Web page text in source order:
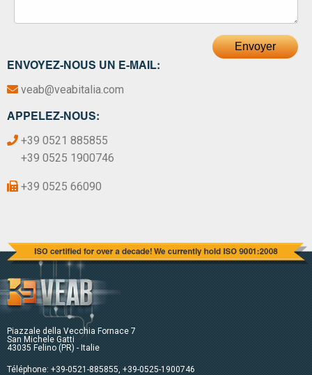
ENVOYEZ-NOUS UN E-MAIL:
veab@veabitalia.com
APPELEZ-NOUS:
+39 0521 885855
+39 0525 1900746
+39 0525 66090
Envoyer
Piazzale della Vecchia Fornace 7
San Michele Gatti
43035 Felino (PR) - Italie
Téléphone: +39-0521-885855 +39-0525-1900746